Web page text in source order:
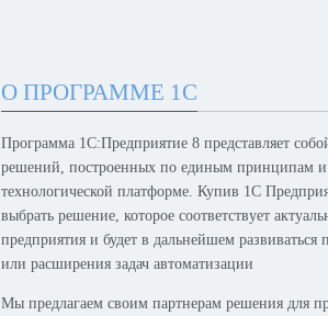
О ПРОГРАММЕ 1С
Программа 1С:Предприятие 8 представляет
решений, построенных по единым принципам
технологической платформе. Купив 1С
выбрать решение, которое соответствует
предприятия и будет в дальнейшем развиваться
или расширения задач автоматизации
Мы предлагаем своим партнерам решения для